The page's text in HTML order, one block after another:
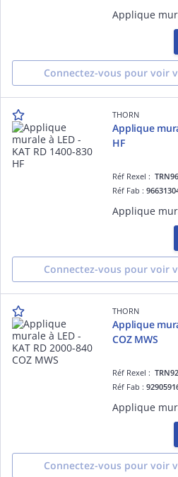
Connectez-vous pour voir
THORN
Applique
HF
Réf Rexel :
Réf Fab :
Connectez-vous pour voir
THORN
Applique
COZ MWS
Réf Rexel :
Réf Fab :
Connectez-vous pour voir